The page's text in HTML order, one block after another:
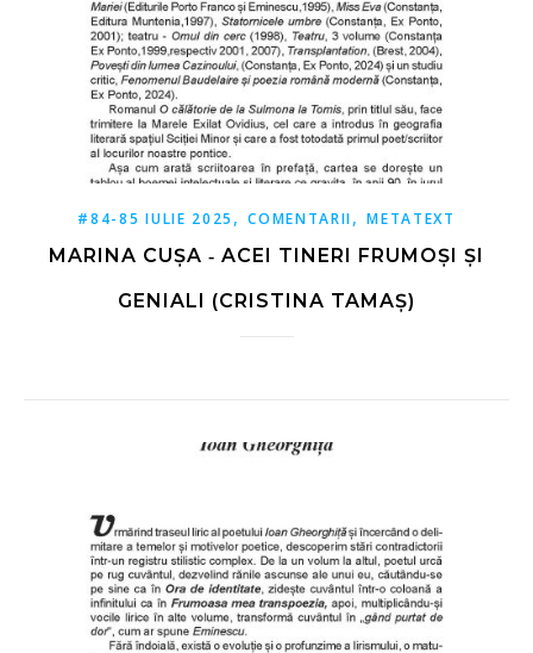
#84-85 IULIE 2025 ,COMENTARII,METATEXT
MARINA CUȘA ‑ ACEI TINERI FRUMOȘI ȘI
GENIALI (CRISTINA TAMAȘ)